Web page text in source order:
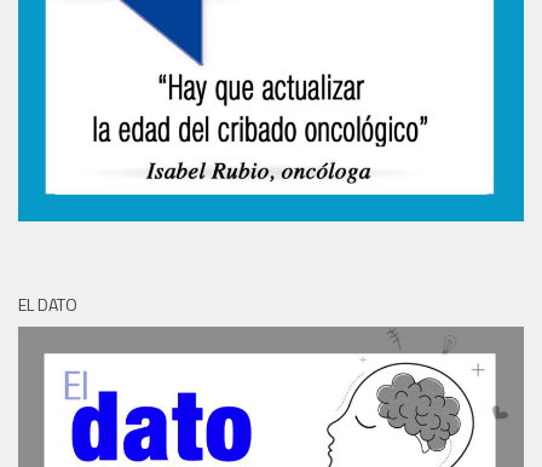
EL DATO